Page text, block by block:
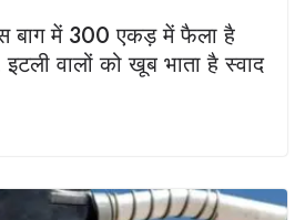
बाग में 300 एकड़ में फैला है
वालों को खूब भाता है स्वाद